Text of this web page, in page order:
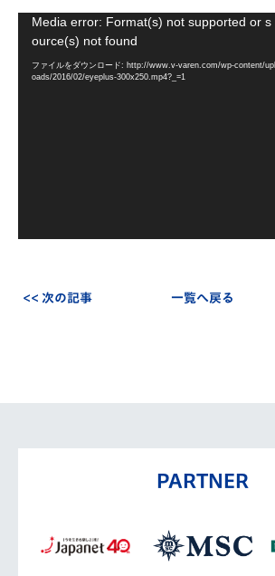
Media error: Format(s) not supported or s
ource(s) not found
ファイルをダウンロード: http://www.v-varen.com/wp-content/upl
oads/2016/02/eyeplus-300x250.mp4?_=1
<< 次の記事 一覧へ戻る
PARTNER